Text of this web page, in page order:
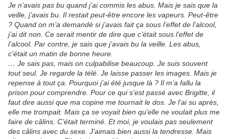
Je n’avais pas bu quand j’ai commis les abus. Mais je sais que la
veille, j’avais bu. Il restait peut-être encore les vapeurs. Peut-être
? Quand on m’a demandé si j’avais fait ça sous l’effet de l’alcool,
j’ai dit non. Ce serait mentir de dire que c’était sous l’effet de
l’alcool. Par contre, je sais que j’avais bu la veille. Les abus,
c’était un matin de bonne heure.
… Je sais pas, mais on culpabilise beaucoup. Je suis souvent
tout seul. Je regarde la télé. Je laisse passer les images. Mais je
repense à tout ça. Pourquoi j’ai été jusque là ? Il m’a fallu la
prison pour comprendre. Pour ce qui s’est passé avec Brigitte, il
faut dire aussi que ma copine me tournait le dos. Je l’ai su après,
elle me trompait. Mais ça se voyait bien qu’elle ne voulait plus me
faire de câlins. C’était terminé. Et moi, je voulais pas seulement
des câlins avec du sexe. J’aimais bien aussi la tendresse. Mais